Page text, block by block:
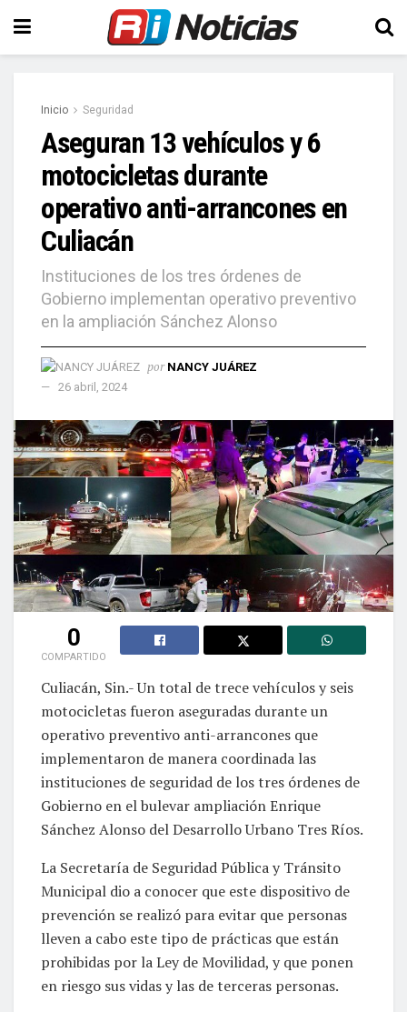
Inicio Seguridad
Aseguran 13 vehículos y 6
motocicletas durante
operativo anti-arrancones en
Culiacán
Instituciones de los tres órdenes de
Gobierno implementan operativo preventivo
en la ampliación Sánchez Alonso
por NANCY JUÁREZ
26 abril, 2024
0
COMPARTIDO
Culiacán, Sin.- Un total de trece vehículos y seis
motocicletas fueron aseguradas durante un
operativo preventivo anti-arrancones que
implementaron de manera coordinada las
instituciones de seguridad de los tres órdenes de
Gobierno en el bulevar ampliación Enrique
Sánchez Alonso del Desarrollo Urbano Tres Ríos.
La Secretaría de Seguridad Pública y Tránsito
Municipal dio a conocer que este dispositivo de
prevención se realizó para evitar que personas
lleven a cabo este tipo de prácticas que están
prohibidas por la Ley de Movilidad, y que ponen
en riesgo sus vidas y las de terceras personas.